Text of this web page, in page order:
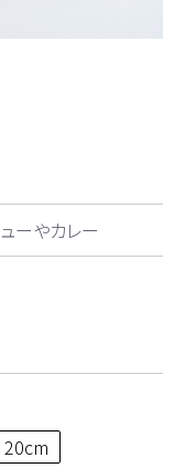
ーやカレー
20cm